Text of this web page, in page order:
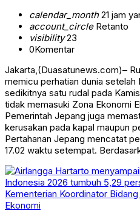
calendar_month21 jam
account_circleRetanto
visibility23
0Komentar
Jakarta,(Duasatunews.com)–
memicu perhatian dunia setelah
sedikitnya satu rudal pada
tidak memasuki Zona Ekonomi
Pemerintah Jepang juga
kerusakan pada kapal maupun
Pertahanan Jepang mencatat
17.02 waktu setempat.
Ekonomi